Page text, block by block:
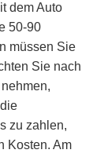
dem Auto
50-90
müssen Sie
Sie nach
zu zahlen,
Kosten. Am